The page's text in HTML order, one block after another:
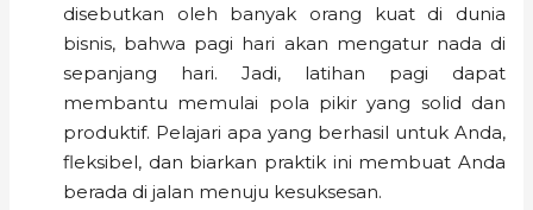
disebutkan oleh banyak orang kuat di dunia
bisnis, bahwa pagi hari akan mengatur nada di
sepanjang hari. Jadi, latihan pagi dapat
membantu memulai pola pikir yang solid dan
produktif. Pelajari apa yang berhasil untuk Anda,
fleksibel, dan biarkan praktik ini membuat Anda
berada di jalan menuju kesuksesan.